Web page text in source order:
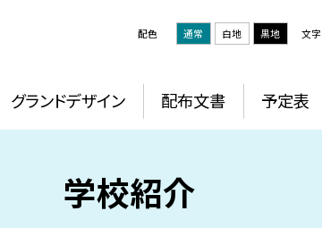
配色 通常 白地 黒地 文字
グランドデザイン 配布文書 予定表
学校紹介